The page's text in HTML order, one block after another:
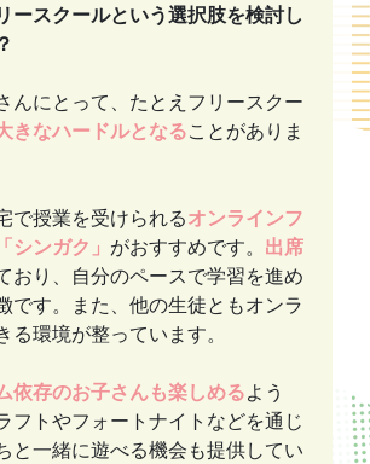
ースクールという選択肢を検討し
んにとって、たとえフリースクー
きなハードルとなることがありま
で授業を受けられるオンラインフ
シンガク」 がおすすめです。 出席
おり、自分のペースで学習を進め
です。また、他の生徒ともオンラ
る環境が整っています。
依存のお子さんも楽しめるよう
フトやフォートナイトなどを通じ
と一緒に遊べる機会も提供してい